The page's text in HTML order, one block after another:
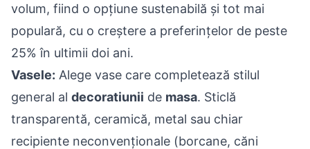
volum, fiind o opțiune sustenabilă și tot mai
populară, cu o creștere a preferințelor de peste
25% în ultimii doi ani.
Vasele: Alege vase care completează stilul
general al decoratiunii de masa. Sticlă
transparentă, ceramică, metal sau chiar
recipiente neconvenționale (borcane, căni